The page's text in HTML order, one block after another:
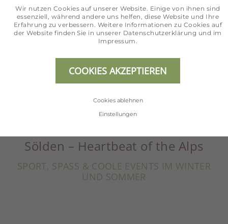
Sölden – Heartbeat of the Alps
SPORT, SPASS & COOLE EVENTS IM WINTER U
ND SOMMER
Wir nutzen Cookies auf unserer Website. Einige von ihnen sind
essenziell, während andere uns helfen, diese Website und Ihre
Erfahrung zu verbessern. Weitere Informationen zu Cookies auf
der Website finden Sie in unserer Datenschutzerklärung und im
Impressum
COOKIES AKZEPTIEREN
Cookies ablehnen
Einstellungen